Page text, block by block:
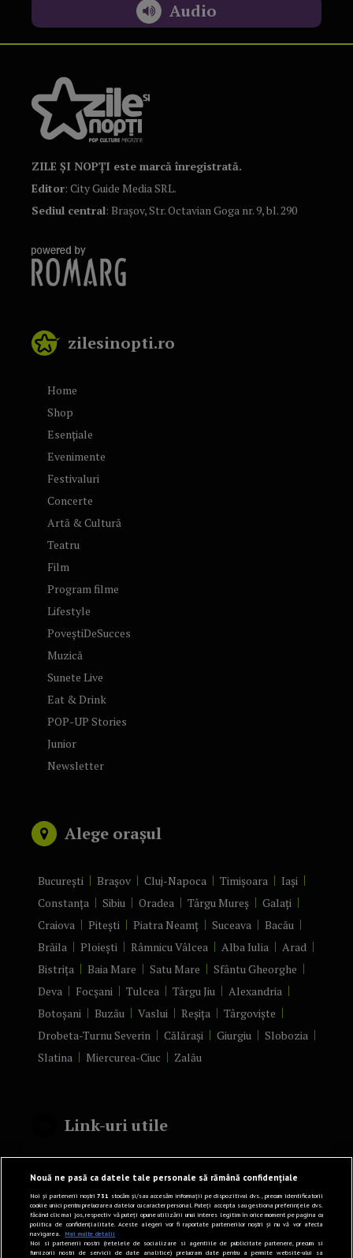
Audio
ZILE ȘI NOPȚI este marcă înregistrată.
Editor: City Guide Media SRL.
Sediul central: Brașov, Str. Octavian Goga nr. 9, bl. 290
zilesinopti.ro
Home
Shop
Esențiale
Evenimente
Festivaluri
Concerte
Artă & Cultură
Teatru
Film
Program filme
Lifestyle
PoveștiDeSucces
Muzică
Sunete Live
Eat & Drink
POP-UP Stories
Junior
Newsletter
Alege orașul
București Brașov Cluj-Napoca Timișoara
Iași
Constanța
Sibiu Oradea Târgu Mureș
Galați
Craiova
Pitești Piatra Neamț Suceava
Bacău
Brăila
Ploiești Râmnicu Vâlcea Alba Iulia
Arad
Bistrița
Baia Mare Satu Mare
Sfântu Gheorghe
Deva
Focșani Tulcea Târgu Jiu
Alexandria
Botoșani
Buzău Vaslui Reșița
Târgoviște
Drobeta-Turnu Severin
Călărași Giurgiu
Slobozia
Slatina
Miercurea-Ciuc Zalău
Link-uri utile
Politică de confidențialitate
Termeni și Condiții
Mediakit Zile si Nopti
Contact
Nouă ne pasă ca datele tale personale să rămână confidențiale
Noi și partenerii noștri731 stocăm și/sau accesăm informații pe dispozitivul dvs., precum identificatorii
cookie unici pentru prelucrarea datelor cu caracter personal. Puteți accepta sau gestiona preferințele dvs.
făcând clic mai jos, respectiv vă puteți opune utilizării unui interes legitim în orice moment pe pagina cu
politica de confidențialitate. Aceste alegeri vor fi raportate partenerilor noștri și nu vă vor afecta
navigarea. Mai multe detalii
Noi si partenerii nostri (retelele de socializare si agentiile de publicitate partenere, precum si
furnizorii nostri de servicii de date analitice) prelucram date pentru a permite website-ului sa